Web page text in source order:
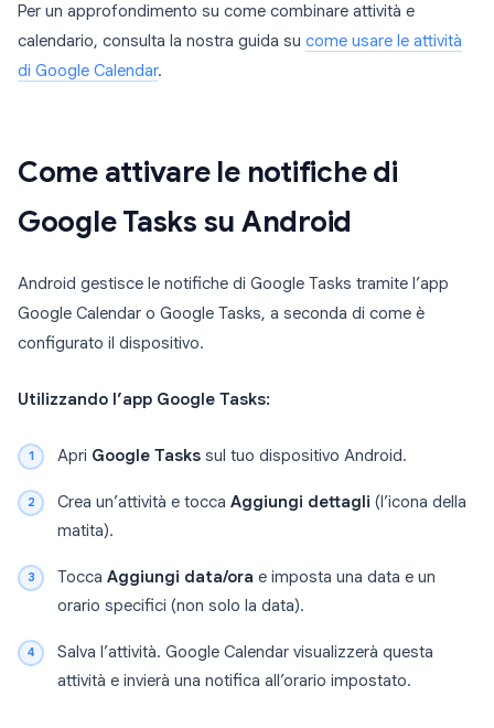
Per un approfondimento su come combinare attività e
calendario, consulta la nostra guida su come usare le attività
di Google Calendar.
Come attivare le notifiche di
Google Tasks su Android
Android gestisce le notifiche di Google Tasks tramite l’app
Google Calendar o Google Tasks, a seconda di come è
configurato il dispositivo.
Utilizzando l’app Google Tasks:
Apri Google Tasks sul tuo dispositivo Android.
Crea un’attività e tocca Aggiungi dettagli (l’icona della
matita).
Tocca Aggiungi data/ora e imposta una data e un
orario specifici (non solo la data).
Salva l’attività. Google Calendar visualizzerà questa
attività e invierà una notifica all’orario impostato.